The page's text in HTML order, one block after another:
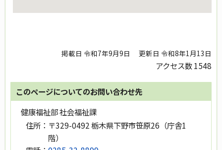
掲載日 令和7年9月9日 更新日 令和8年1月13日
アクセス数1548
このページについてのお問い合わせ先
健康福祉部 社会福祉課
住所： 〒329-0492 栃木県下野市笹原26（庁舎1
階）